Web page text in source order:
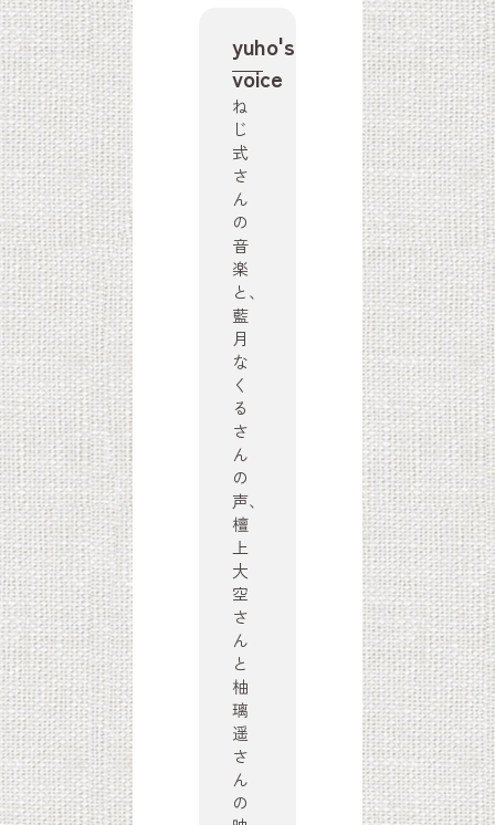
yuho's
voice
ね
じ
式
さ
ん
の
音
楽
と、
藍
月
な
く
る
さ
ん
の
声、
檀
上
大
空
さ
ん
と
柚
璃
遥
さ
ん
の